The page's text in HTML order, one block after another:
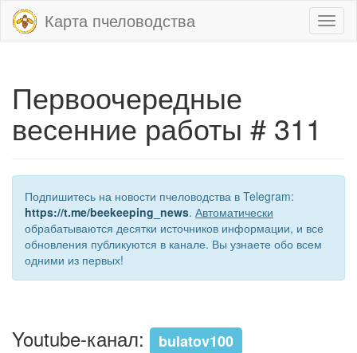
Карта пчеловодства
Первоочередные
весенние работы # 311
Подпишитесь на новости пчеловодства в Telegram:
https://t.me/beekeeping_news. Автоматически
обрабатываются десятки источников информации, и все
обновления публикуются в канале. Вы узнаете обо всем
одними из первых!
Youtube-канал: bulatov100